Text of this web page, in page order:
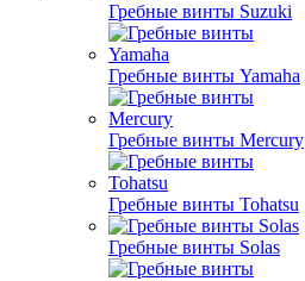
Гребные винты Suzuki
Гребные винты Yamaha
Гребные винты Mercury
Гребные винты Tohatsu
Гребные винты Solas